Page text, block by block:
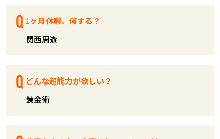
1ヶ月休暇、何する？
関西周遊
どんな超能力が欲しい？
錬金術